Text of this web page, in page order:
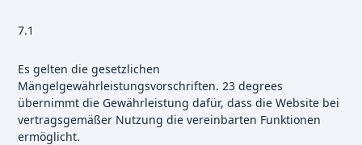
7.1
Es gelten die gesetzlichen
Mängelgewährleistungsvorschriften. 23 degrees
übernimmt die Gewährleistung dafür, dass die Website bei
vertragsgemäßer Nutzung die vereinbarten Funktionen
ermöglicht.